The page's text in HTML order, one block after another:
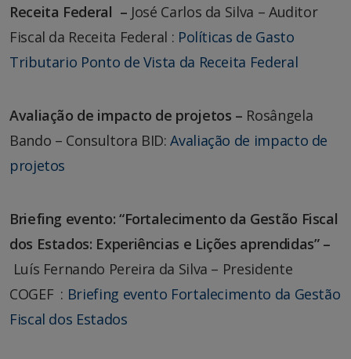
Receita Federal – José Carlos da Silva – Auditor
Fiscal da Receita Federal : Políticas de Gasto
Tributario Ponto de Vista da Receita Federal
Avaliação de impacto de projetos – Rosângela
Bando – Consultora BID:Avaliação de impacto de
projetos
Briefing evento: “Fortalecimento da Gestão Fiscal
dos Estados: Experiências e Lições aprendidas” –
Luís Fernando Pereira da Silva – Presidente
COGEF : Briefing evento Fortalecimento da Gestão
Fiscal dos Estados